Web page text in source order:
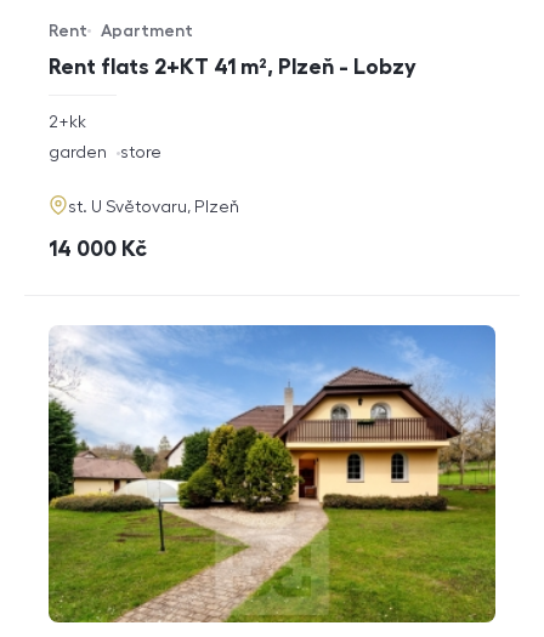
Rent flats 2+KT 41 m², Plzeň - Lobzy
Offer type
Rent
Property type
Apartment
rozměry
2+kk
funkce
garden store
adresa
st. U Světovaru, Plzeň
cena
14 000 Kč